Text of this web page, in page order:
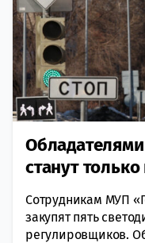
станут
Сотрудникам МУП
закупят пять
регулировщиков.